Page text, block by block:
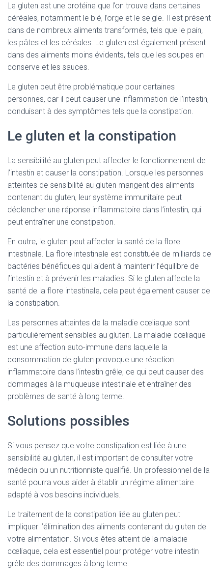
Le gluten est une protéine que l’on trouve dans certaines
céréales, notamment le blé, l’orge et le seigle. Il est présent
dans de nombreux aliments transformés, tels que le pain,
les pâtes et les céréales. Le gluten est également présent
dans des aliments moins évidents, tels que les soupes en
conserve et les sauces.
Le gluten peut être problématique pour certaines
personnes, car il peut causer une inflammation de l’intestin,
conduisant à des symptômes tels que la constipation.
Le gluten et la constipation
La sensibilité au gluten peut affecter le fonctionnement de
l’intestin et causer la constipation. Lorsque les personnes
atteintes de sensibilité au gluten mangent des aliments
contenant du gluten, leur système immunitaire peut
déclencher une réponse inflammatoire dans l’intestin, qui
peut entraîner une constipation.
En outre, le gluten peut affecter la santé de la flore
intestinale. La flore intestinale est constituée de milliards de
bactéries bénéfiques qui aident à maintenir l’équilibre de
l’intestin et à prévenir les maladies. Si le gluten affecte la
santé de la flore intestinale, cela peut également causer de
la constipation.
Les personnes atteintes de la maladie cœliaque sont
particulièrement sensibles au gluten. La maladie cœliaque
est une affection auto-immune dans laquelle la
consommation de gluten provoque une réaction
inflammatoire dans l’intestin grêle, ce qui peut causer des
dommages à la muqueuse intestinale et entraîner des
problèmes de santé à long terme.
Solutions possibles
Si vous pensez que votre constipation est liée à une
sensibilité au gluten, il est important de consulter votre
médecin ou un nutritionniste qualifié. Un professionnel de la
santé pourra vous aider à établir un régime alimentaire
adapté à vos besoins individuels.
Le traitement de la constipation liée au gluten peut
impliquer l’élimination des aliments contenant du gluten de
votre alimentation. Si vous êtes atteint de la maladie
cœliaque, cela est essentiel pour protéger votre intestin
grêle des dommages à long terme.